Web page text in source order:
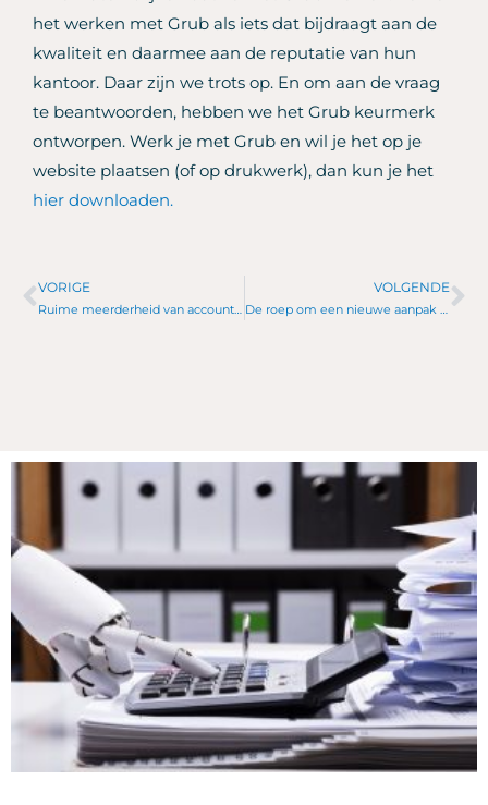
het werken met Grub als iets dat bijdraagt aan de
kwaliteit en daarmee aan de reputatie van hun
kantoor. Daar zijn we trots op. En om aan de vraag
te beantwoorden, hebben we het Grub keurmerk
ontworpen. Werk je met Grub en wil je het op je
website plaatsen (of op drukwerk), dan kun je het
hier downloaden.
Vorige
VORIGE
Ruime meerderheid van accountants vindt witwassen groot probleem, maar heeft zelf Wwft niet op orde.
VOLGENDE
De roep om een ​​nieuwe aanpak van Transaction Monitoring is groot. Maar eigenlijk is die nieuwe aanpak er al.